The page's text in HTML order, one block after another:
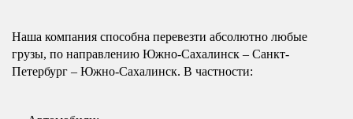
Наша компания способна перевезти абсолютно любые
грузы, по направлению Южно-Сахалинск – Санкт-
Петербург – Южно-Сахалинск. В частности: